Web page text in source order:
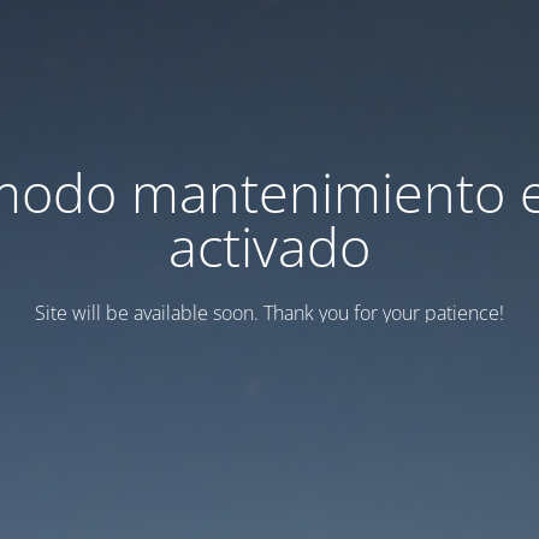
mantenimiento
activado
Site will be available soon. Thank you for your patience!